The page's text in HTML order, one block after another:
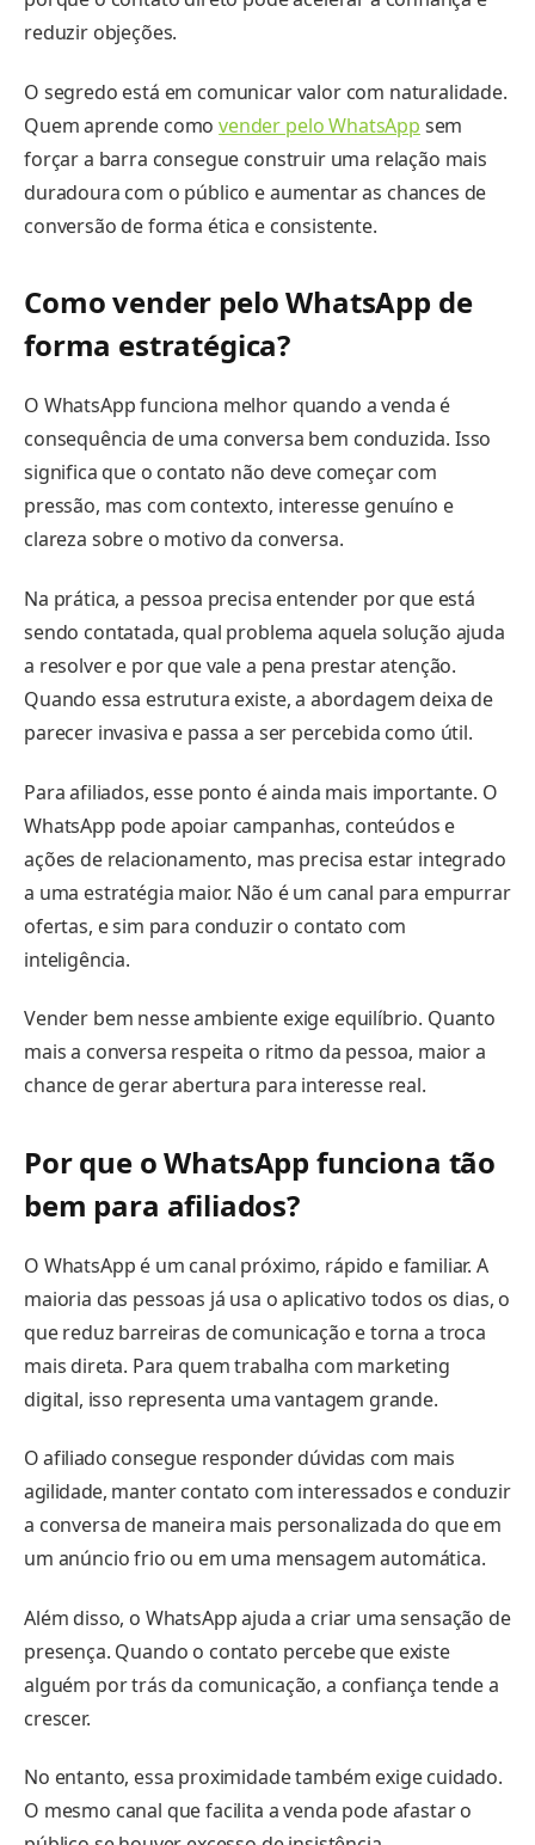
reduzir objeções.
O segredo está em comunicar valor com naturalidade.
Quem aprende comovender pelo WhatsApp sem
forçar a barra consegue construir uma relação mais
duradoura com o público e aumentar as chances de
conversão de forma ética e consistente.
Como vender pelo WhatsApp de
forma estratégica?
O WhatsApp funciona melhor quando a venda é
consequência de uma conversa bem conduzida. Isso
significa que o contato não deve começar com
pressão, mas com contexto, interesse genuíno e
clareza sobre o motivo da conversa.
Na prática, a pessoa precisa entender por que está
sendo contatada, qual problema aquela solução ajuda
a resolver e por que vale a pena prestar atenção.
Quando essa estrutura existe, a abordagem deixa de
parecer invasiva e passa a ser percebida como útil.
Para afiliados, esse ponto é ainda mais importante. O
WhatsApp pode apoiar campanhas, conteúdos e
ações de relacionamento, mas precisa estar integrado
a uma estratégia maior. Não é um canal para empurrar
ofertas, e sim para conduzir o contato com
inteligência.
Vender bem nesse ambiente exige equilíbrio. Quanto
mais a conversa respeita o ritmo da pessoa, maior a
chance de gerar abertura para interesse real.
Por que o WhatsApp funciona tão
bem para afiliados?
O WhatsApp é um canal próximo, rápido e familiar. A
maioria das pessoas já usa o aplicativo todos os dias, o
que reduz barreiras de comunicação e torna a troca
mais direta. Para quem trabalha com marketing
digital, isso representa uma vantagem grande.
O afiliado consegue responder dúvidas com mais
agilidade, manter contato com interessados e conduzir
a conversa de maneira mais personalizada do que em
um anúncio frio ou em uma mensagem automática.
Além disso, o WhatsApp ajuda a criar uma sensação de
presença. Quando o contato percebe que existe
alguém por trás da comunicação, a confiança tende a
crescer.
No entanto, essa proximidade também exige cuidado.
O mesmo canal que facilita a venda pode afastar o